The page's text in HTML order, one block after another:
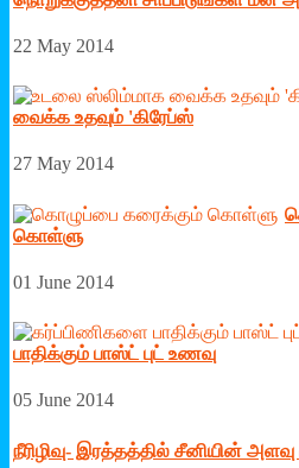
22 May 2014
வைக்க உதவும் 'கிரேப்ஸ்
27 May 2014
கொள்ளு
01 June 2014
பாதிக்கும் பாஸ்ட் புட் உணவு
05 June 2014
நீரிழிவு- இரத்தத்தில் சீனியின்